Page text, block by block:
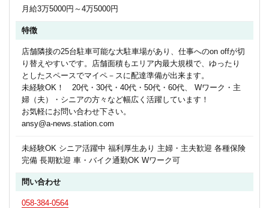
月給3万5000円～4万5000円
特徴
店舗隣接の25台駐車可能な大駐車場があり、仕事へのon offが切
り替えやすいです。店舗面積もエリア内最大規模で、ゆったり
としたスペースでマイペ－スに配達準備が出来ます。
未経験OK！ 20代・30代・40代・50代・60代、 Wワーク・主
婦（夫）・シニアの方々など幅広く活躍しています！
お気軽にお問い合わせ下さい。
ansy@a-news.station.com
未経験OK シニア活躍中 福利厚生あり 主婦・主夫歓迎 各種保険
完備 長期歓迎 車・バイク通勤OK Wワーク可
問い合わせ
058-384-0564